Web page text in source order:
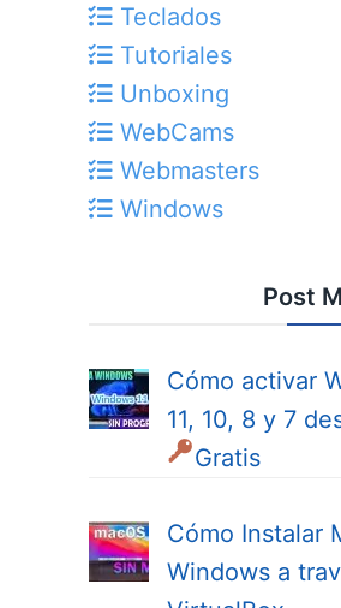
Teclados
Tutoriales
Unboxing
WebCams
Webmasters
Windows
Post
Cómo activar
11, 10, 8 y 7
Gratis
Cómo Instalar
Windows a